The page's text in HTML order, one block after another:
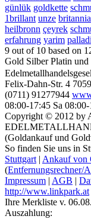
günlük goldkette
1brillant unze britannia
heilbronn çeyrek
erfahrung yarim
9 out of 10 based on
Gold Silber Platin und
Felix-Dahn-Str. 4
(0711) 91277944
08:00-17:45 Sa
Copyright © 2012 by
(Goldankauf und
So finden Sie uns in
Stuttgart | Ankauf von
(Entfernungsrechner/
Impressum | AGB |
http://www.linkpark.at
Ihre Merkliste v.
Auszahlung: